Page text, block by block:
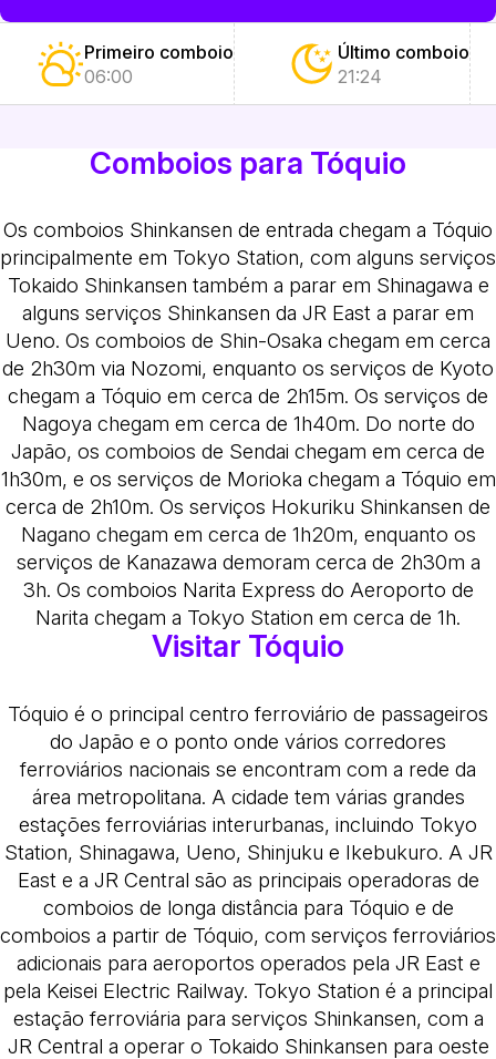
Primeiro comboio
06:00
Último comboio
21:24
Comboios para Tóquio
Os comboios Shinkansen de entrada chegam a Tóquio
principalmente em Tokyo Station, com alguns serviços
Tokaido Shinkansen também a parar em Shinagawa e
alguns serviços Shinkansen da JR East a parar em
Ueno. Os comboios de Shin-Osaka chegam em cerca
de 2h30m via Nozomi, enquanto os serviços de Kyoto
chegam a Tóquio em cerca de 2h15m. Os serviços de
Nagoya chegam em cerca de 1h40m. Do norte do
Japão, os comboios de Sendai chegam em cerca de
1h30m, e os serviços de Morioka chegam a Tóquio em
cerca de 2h10m. Os serviços Hokuriku Shinkansen de
Nagano chegam em cerca de 1h20m, enquanto os
serviços de Kanazawa demoram cerca de 2h30m a
3h. Os comboios Narita Express do Aeroporto de
Narita chegam a Tokyo Station em cerca de 1h.
Visitar Tóquio
Tóquio é o principal centro ferroviário de passageiros
do Japão e o ponto onde vários corredores
ferroviários nacionais se encontram com a rede da
área metropolitana. A cidade tem várias grandes
estações ferroviárias interurbanas, incluindo Tokyo
Station, Shinagawa, Ueno, Shinjuku e Ikebukuro. A JR
East e a JR Central são as principais operadoras de
comboios de longa distância para Tóquio e de
comboios a partir de Tóquio, com serviços ferroviários
adicionais para aeroportos operados pela JR East e
pela Keisei Electric Railway. Tokyo Station é a principal
estação ferroviária para serviços Shinkansen, com a
JR Central a operar o Tokaido Shinkansen para oeste